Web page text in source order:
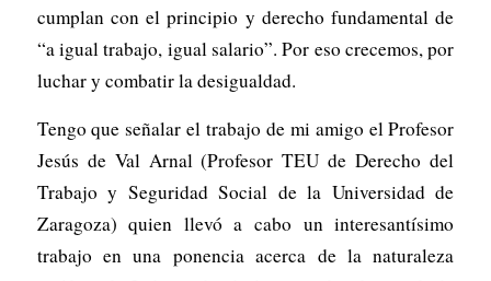
cumplan con el principio y derecho fundamental de
“a igual trabajo, igual salario”. Por eso crecemos, por
luchar y combatir la desigualdad.
Tengo que señalar el trabajo de mi amigo el Profesor
Jesús de Val Arnal (Profesor TEU de Derecho del
Trabajo y Seguridad Social de la Universidad de
Zaragoza) quien llevó a cabo un interesantísimo
trabajo en una ponencia acerca de la naturaleza